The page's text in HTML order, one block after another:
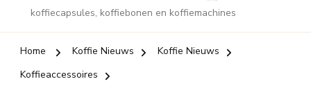
koffiecapsules, koffiebonen en koffiemachines
Home Koffie Nieuws
Koffie Nieuws
Koffieaccessoires